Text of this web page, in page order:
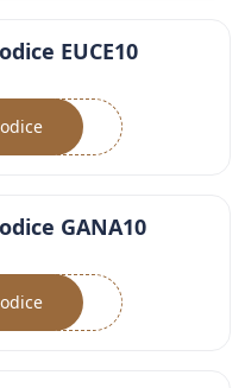
EUCE10
GANA10